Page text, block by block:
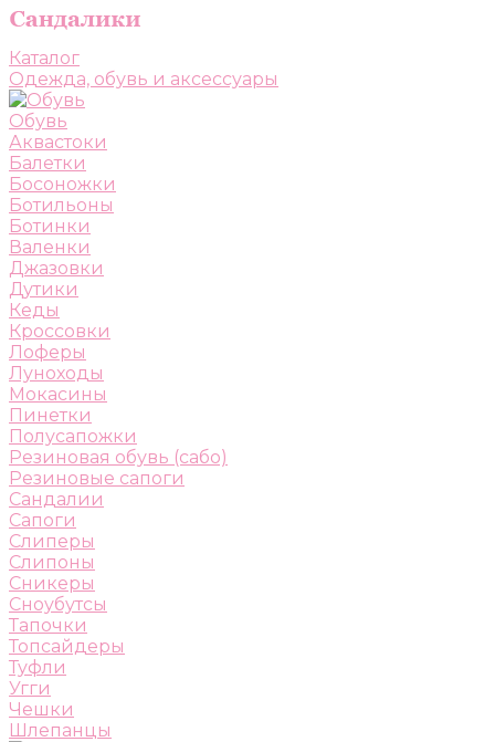
Каталог
Одежда, обувь и аксессуары
Обувь
Аквастоки
Балетки
Босоножки
Ботильоны
Ботинки
Валенки
Джазовки
Дутики
Кеды
Кроссовки
Лоферы
Луноходы
Мокасины
Пинетки
Полусапожки
Резиновая обувь (сабо)
Резиновые сапоги
Сандалии
Сапоги
Слиперы
Слипоны
Сникеры
Сноубутсы
Тапочки
Топсайдеры
Туфли
Угги
Чешки
Шлепанцы